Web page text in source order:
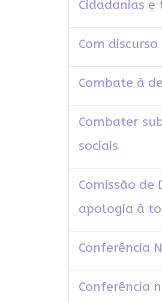
Cidadanias
Com
Combate à
Combater
sociais
Comissão de
apologia à
Conferência
Conferência